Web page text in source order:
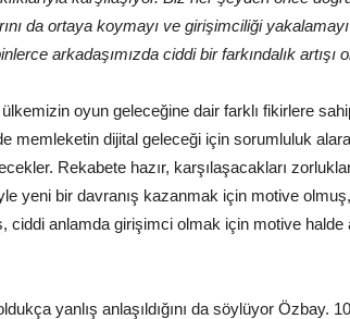
da ortaya koymayı ve girişimciliği
arkadaşımızda ciddi bir farkındalık artışı
oyun geleceğine dair farklı fikirlere
memleketin dijital geleceği için sorumluluk
Rekabete hazır, karşılaşacakları
yeni bir davranış kazanmak için motive
ciddi anlamda girişimci olmak için motive halde
yanlış anlaşıldığını da söylüyor Özbay.